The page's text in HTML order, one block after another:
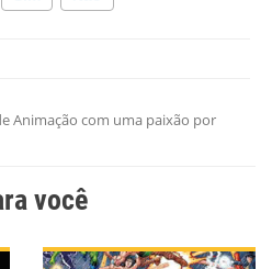
incorreta
informação que procuro
Animação com uma paixão por
você